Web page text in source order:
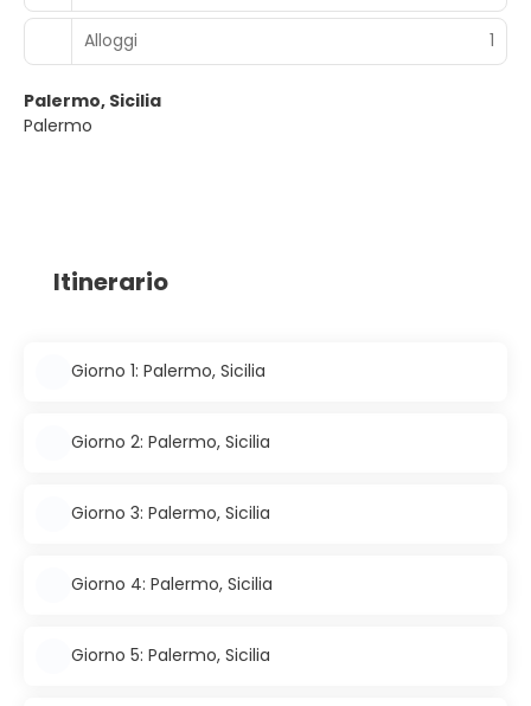
Alloggi 1
Palermo, Sicilia
Palermo
Itinerario
Giorno 1: Palermo, Sicilia
Giorno 2: Palermo, Sicilia
Giorno 3: Palermo, Sicilia
Giorno 4: Palermo, Sicilia
Giorno 5: Palermo, Sicilia